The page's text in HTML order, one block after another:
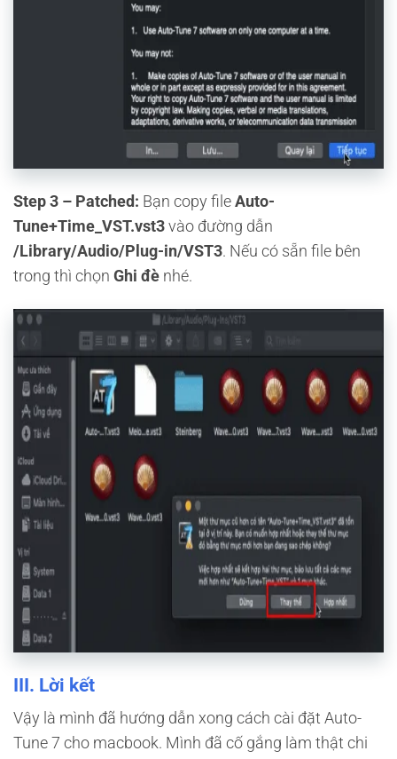
Step 3 – Patched: Bạn copy file Auto-
Tune+Time_VST.vst3 vào đường dẫn
/Library/Audio/Plug-in/VST3. Nếu có sẵn file bên
trong thì chọn Ghi đè nhé.
III. Lời kết
Vậy là mình đã hướng dẫn xong cách cài đặt Auto-
Tune 7 cho macbook. Mình đã cố gắng làm thật chi